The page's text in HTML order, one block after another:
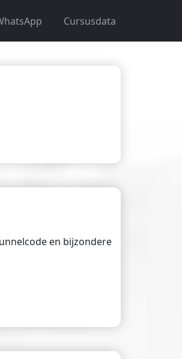
Cursusdata
en bijzondere